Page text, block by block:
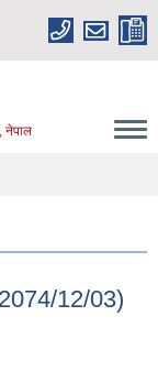
नेपाल
12/03)